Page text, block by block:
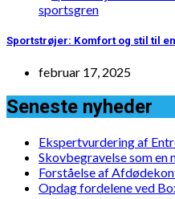
Sportstrøjer: Komfort og stil til
februar 17, 2025
Seneste nyheder
Ekspertvurdering af
Skovbegravelse som en
Forståelse af
Opdag fordelene ved